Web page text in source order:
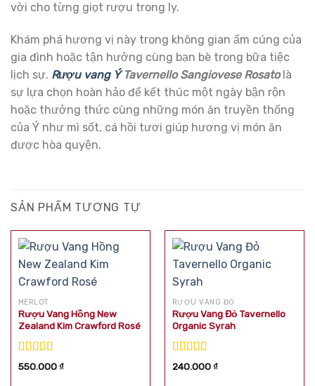
vời cho từng giọt rượu trong ly.
Khám phá hương vị này trong không gian ấm cúng của
gia đình hoặc tận hưởng cùng bạn bè trong bữa tiệc
lịch sự. Rượu vang ÝTavernello Sangiovese Rosatolà
sự lựa chọn hoàn hảo để kết thúc một ngày bận rộn
hoặc thưởng thức cùng những món ăn truyền thống
của Ý như mì sốt, cá hồi tươi giúp hương vị món ăn
được hòa quyện.
SẢN PHẨM TƯƠNG TỰ
MERLOT
Rượu Vang Hồng New
Zealand Kim Crawford Rosé
Được xếp
550.000₫
RƯỢU VANG ĐỎ
Rượu Vang Đỏ Tavernello
Organic Syrah
Được xếp
240.000₫